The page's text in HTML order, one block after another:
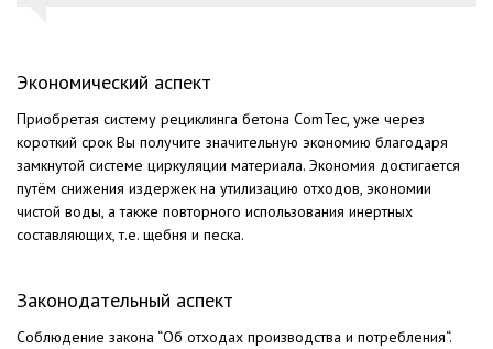
Экономический аспект
Приобретая систему рециклинга бетона ComTec, уже через
короткий срок Вы получите значительную экономию благодаря
замкнутой системе циркуляции материала. Экономия достигается
путём снижения издержек на утилизацию отходов, экономии
чистой воды, а также повторного использования инертных
составляющих, т.е. щебня и пеcка.
Законодательный аспект
Соблюдение закона “Об отходах производства и потребления“.